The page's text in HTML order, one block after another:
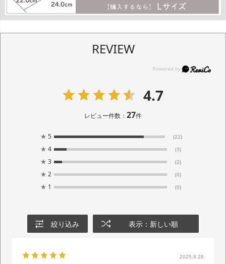
REVIEW
4.7
レビュー件数： 27件
★ 5 (22)
★ 4 (3)
★ 3 (2)
★ 2 (0)
★ 1 (0)
絞り込み 表示：新しい順
2025.8.26